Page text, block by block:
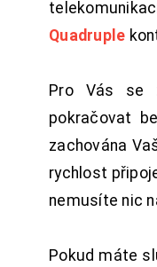
Quadruple
Pro Vás se
pokračovat
zachována
rychlost
nemusíte nic
Pokud máte